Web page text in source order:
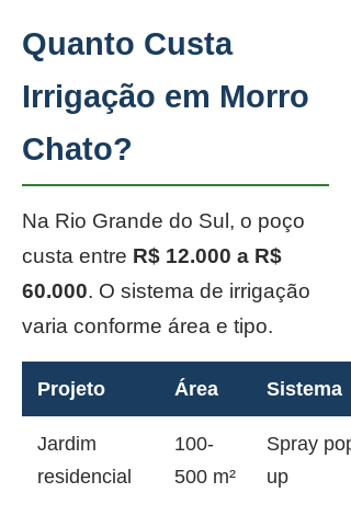
Quanto Custa
Irrigação em Morro
Chato?
Na Rio Grande do Sul, o poço
custa entre R$ 12.000 a R$
60.000. O sistema de irrigação
varia conforme área e tipo.
Projeto Área Sistema
Jardim
residencial
100-
500 m²
Spray pop-
up